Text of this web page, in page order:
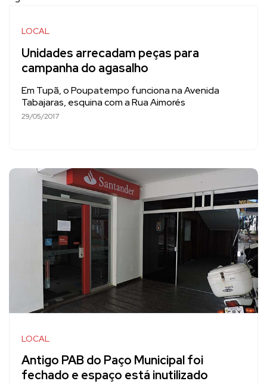
LOCAL
Unidades arrecadam peças para
campanha do agasalho
Em Tupã, o Poupatempo funciona na Avenida
Tabajaras, esquina com a Rua Aimorés
29/05/2017
LOCAL
Antigo PAB do Paço Municipal foi
fechado e espaço está inutilizado